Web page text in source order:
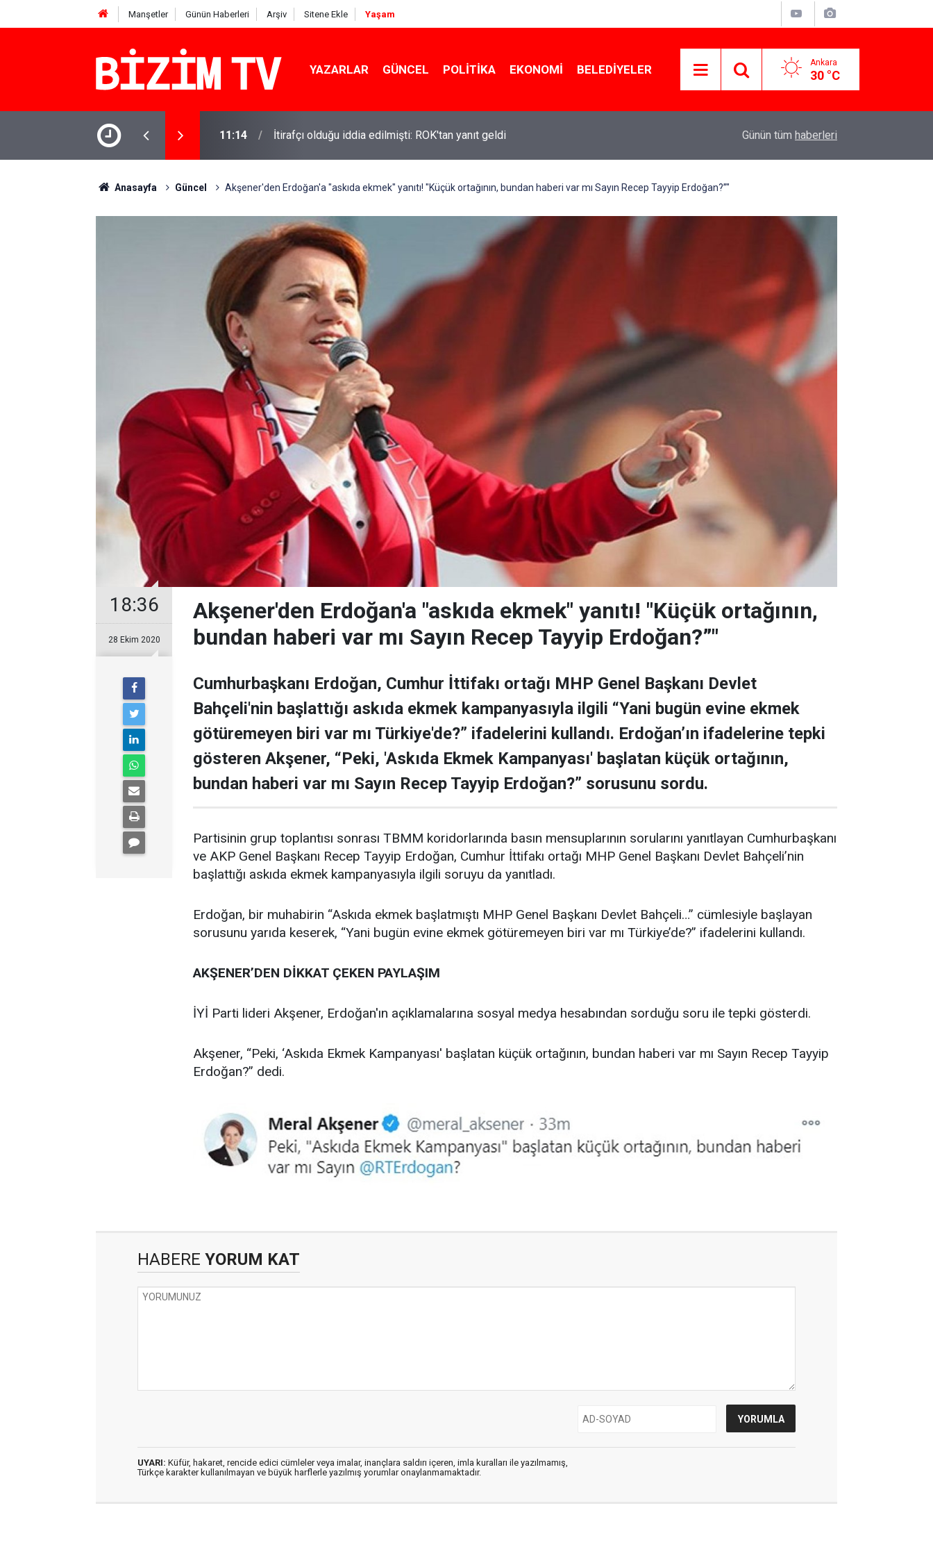
Manşetler Günün Haberleri Arşiv Sitene Ekle Yaşam
YAZARLAR GÜNCEL POLITIKA EKONOMI BELEDIYELER Ankara
30 °C
11:10
Yusuf Tekin açıkladı: YKS değişecek mi? Lüks yok, şatafat yok: YENİ Parti kapılarını açtı
Günün tüm haberleri
Anasayfa Güncel Akşener'den Erdoğan'a "askıda ekmek" yanıtı! "Küçük ortağının, bundan haberi var mı Sayın Recep Tayyip Erdoğan?”"
18:36
28 Ekim 2020
Akşener'den Erdoğan'a "askıda ekmek" yanıtı! "Küçük ortağının,
bundan haberi var mı Sayın Recep Tayyip Erdoğan?”"
Cumhurbaşkanı Erdoğan, Cumhur İttifakı ortağı MHP Genel Başkanı Devlet
Bahçeli'nin başlattığı askıda ekmek kampanyasıyla ilgili “Yani bugün evine ekmek
götüremeyen biri var mı Türkiye'de?” ifadelerini kullandı. Erdoğan’ın ifadelerine tepki
gösteren Akşener, “Peki, 'Askıda Ekmek Kampanyası' başlatan küçük ortağının,
bundan haberi var mı Sayın Recep Tayyip Erdoğan?” sorusunu sordu.
Partisinin grup toplantısı sonrası TBMM koridorlarında basın mensuplarının sorularını yanıtlayan Cumhurbaşkanı
ve AKP Genel Başkanı Recep Tayyip Erdoğan, Cumhur İttifakı ortağı MHP Genel Başkanı Devlet Bahçeli’nin
başlattığı askıda ekmek kampanyasıyla ilgili soruyu da yanıtladı.
Erdoğan, bir muhabirin “Askıda ekmek başlatmıştı MHP Genel Başkanı Devlet Bahçeli…” cümlesiyle başlayan
sorusunu yarıda keserek, “Yani bugün evine ekmek götüremeyen biri var mı Türkiye’de?” ifadelerini kullandı.
AKŞENER’DEN DİKKAT ÇEKEN PAYLAŞIM
İYİ Parti lideri Akşener, Erdoğan'ın açıklamalarına sosyal medya hesabından sorduğu soru ile tepki gösterdi.
Akşener, “Peki, ‘Askıda Ekmek Kampanyası' başlatan küçük ortağının, bundan haberi var mı Sayın Recep Tayyip
Erdoğan?” dedi.
HABERE YORUM KAT
UYARI: Küfür, hakaret, rencide edici cümleler veya imalar, inançlara saldırı içeren, imla kuralları ile yazılmamış,
Türkçe karakter kullanılmayan ve büyük harflerle yazılmış yorumlar onaylanmamaktadır.